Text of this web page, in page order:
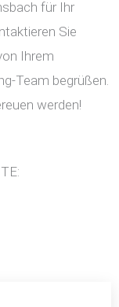
für Ihr
Sie
Ihrem
Team begrüßen.
werden!